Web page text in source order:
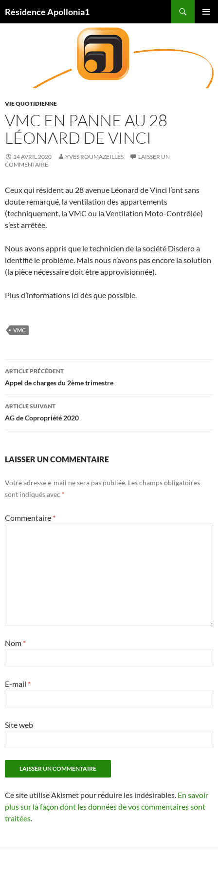
auRésidence Apollonia1
VIE QUOTIDIENNE
VMC EN PANNE AU 28
LÉONARD DE VINCI
14 AVRIL 2020 YVES ROUMAZEILLES
LAISSER UN
COMMENTAIRE
Ceux qui résident au 28 avenue Léonard de Vinci l’ont sans
doute remarqué, la ventilation des appartements
(techniquement, la VMC ou la Ventilation Moto-Contrôlée)
s’est arrêtée.
Nous avons appris que le technicien de la société Disdero a
identifié le problème. Mais nous n’avons pas encore la solution
(la pièce nécessaire doit être approvisionnée).
Plus d’informations ici dès que possible.
VMC
Navigation
des
articles
ARTICLE PRÉCÉDENT
Appel de charges du 2ème trimestre
ARTICLE SUIVANT
AG de Copropriété 2020
LAISSER UN COMMENTAIRE
Votre adresse e-mail ne sera pas publiée. Les champs obligatoires
sont indiqués avec *
Commentaire *
Nom *
E-mail *
Site web
Ce site utilise Akismet pour réduire les indésirables. En savoir
plus sur la façon dont les données de vos commentaires sont
traitées.